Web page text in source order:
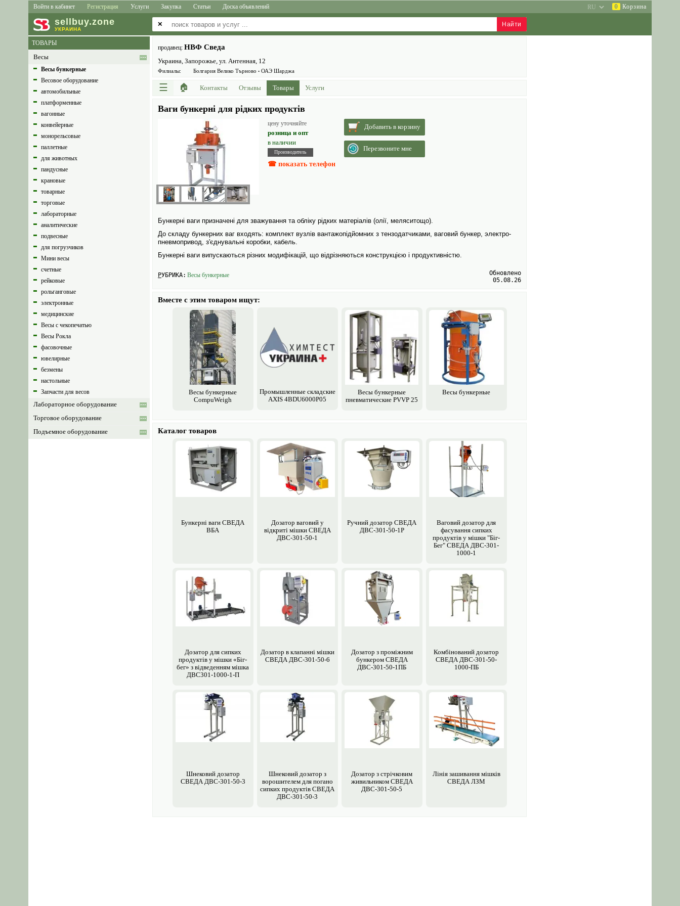
Войти в кабинет Регистрация Услуги Закупка Статьи Доска объявлений 0 Корзина
sell buy.zone
УКРАИНА
✕
ТОВАРЫ
Весы
Весы бункерные
Весовое оборудование
автомобильные
платформенные
вагонные
конвейерные
монорельсовые
паллетные
для животных
пандусные
крановые
товарные
торговые
лабораторные
аналитические
подвесные
для погрузчиков
Мини весы
счетные
рейковые
рольганговые
электронные
медицинские
Весы с чекопечатью
Весы Рокла
фасовочные
ювелирные
безмены
настольные
Запчасти для весов
Лабораторное оборудование
Торговое оборудование
Подъемное оборудование
продавец: НВФ Сведа
Украина, Запорожье, ул. Антенная, 12
Филиалы: Болгария Велико Търново • ОАЭ Шарджа
☰ 🏠 Контакты Отзывы Товары Услуги
Ваги бункерні для рідких продуктів
цену уточняйте
розница и опт
в наличии
Производитель
☎ показать телефон
Добавить в корзину
Перезвоните мне
Бункерні ваги призначені для зважування та обліку рідких матеріалів (олії, меляситощо).
До складу бункерних ваг входять: комплект вузлів вантажопідйомних з тензодатчиками, ваговий бункер, электро­
пневмопривод, з'єднувальні коробки, кабель.
Бункерні ваги випускаються різних модифікацій, що відрізняються конструкцією і продуктивністю.
РУБРИКА: Весы бункерные
Обновлено
05.08.26
Вместе с этим товаром ищут:
Весы бункерные
CompuWeigh
Промышленные складские
AXIS 4BDU6000P05
Весы бункерные
пневматические PVVP 25
Весы бункерные
Каталог товаров
Бункерні ваги СВЕДА
ВБА
Дозатор ваговий у
відкриті мішки СВЕДА
ДВС-301-50-1
Ручний дозатор СВЕДА
ДВС-301-50-1Р
Ваговий дозатор для
фасування сипких
продуктів у мішки "Біг-
Бег" СВЕДА ДВС-301-
1000-1
Дозатор для сипких
продуктів у мішки «Біг-
бег» з відведенням мішка
ДВС301-1000-1-П
Дозатор в клапанні мішки
СВЕДА ДВС-301-50-6
Дозатор з проміжним
бункером СВЕДА
ДВС-301-50-1ПБ
Комбінований дозатор
СВЕДА ДВС-301-50-
1000-ПБ
Шнековий дозатор
СВЕДА ДВС-301-50-3
Шнековий дозатор з
ворошителем для погано
сипких продуктів СВЕДА
ДВС-301-50-3
Дозатор з стрічковим
живильником СВЕДА
ДВС-301-50-5
Лінія зашивання мішків
СВЕДА ЛЗМ